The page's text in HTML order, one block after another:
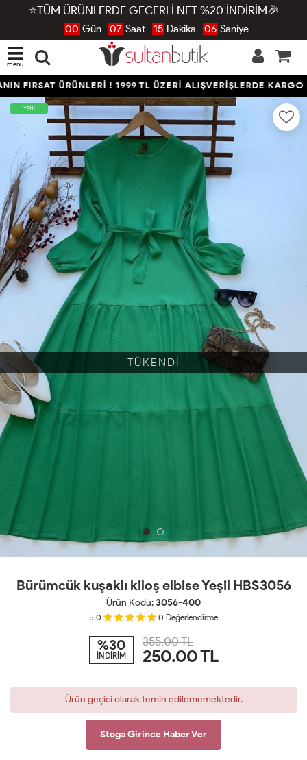
⭐TÜM ÜRÜNLERDE GECERLİ NET %20 İNDİRİM🎉
00 Gün 07 Saat 15 Dakika 05 Saniye
menü
FIRSAT ÜRÜNLERİ ! 1999 TL ÜZERİ ALIŞVERİŞLERDE KARGO
TÜKENDİ
YENİ
Bürümcük kuşaklı kiloş elbise Yeşil HBS3056
Ürün Kodu:3056-400
5.0 0 Değerlendirme
%30
İNDİRİM
355.00 TL
250.00TL
Ürün geçici olarak temin edilememektedir.
Stoga Girince Haber Ver